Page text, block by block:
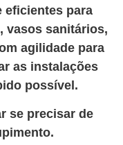
eficientes para
vasos sanitários,
agilidade para
as instalações
possível.
se precisar de